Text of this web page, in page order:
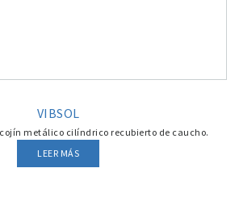
VIBSOL
metálico cilíndrico recubierto de caucho.
LEER MÁS